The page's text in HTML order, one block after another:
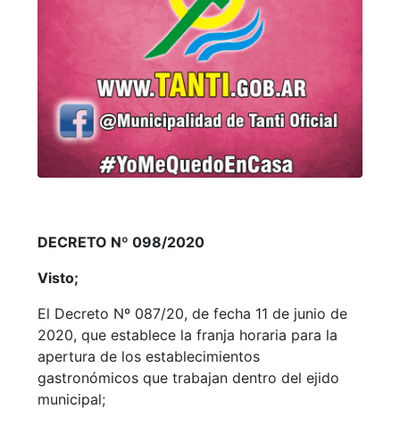
DECRETO Nº 098/2020
Visto;
El Decreto Nº 087/20, de fecha 11 de junio de
2020, que establece la franja horaria para la
apertura de los establecimientos
gastronómicos que trabajan dentro del ejido
municipal;